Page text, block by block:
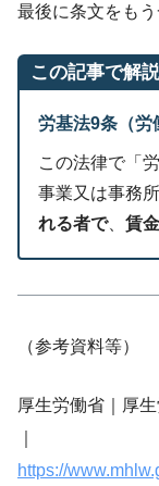
最後に条文をも
この記事で解
労基法9条（労
この法律で「
事業又は事務
れる者で、賃
（参考資料等）
厚生労働省｜厚
https://